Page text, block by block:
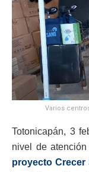
Varios
Totonicapán, 3
nivel de
proyecto Crecer